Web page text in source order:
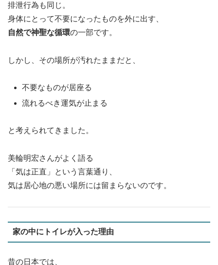
排泄行為も同じ。
身体にとって不要になったものを外に出す、
自然で神聖な循環の一部です。
しかし、その場所が汚れたままだと、
不要なものが居座る
流れるべき運気が止まる
と考えられてきました。
美輪明宏さんがよく語る
「気は正直」という言葉通り、
気は居心地の悪い場所には留まらないのです。
家の中にトイレが入った理由
昔の日本では、